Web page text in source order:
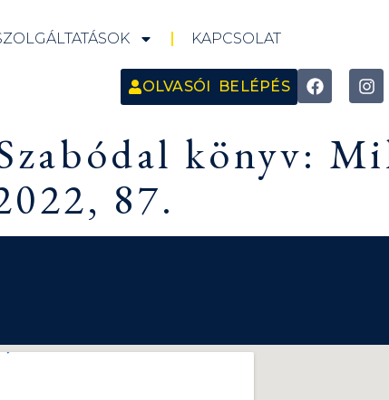
KAPCSOLAT
OLVASÓI BELÉPÉS
könyv:
87.